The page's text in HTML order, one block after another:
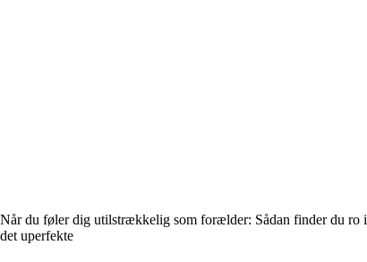
Når du føler dig utilstrækkelig som forælder: Sådan finder du ro i
det uperfekte